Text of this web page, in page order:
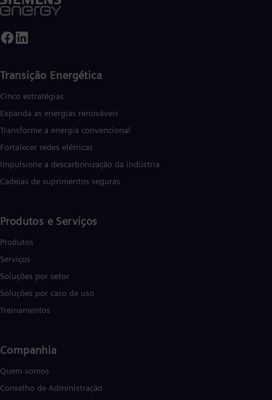
Transição Energética
Cinco estratégias
Expanda as energias renováveis
Transforme a energia convencional
Fortalecer redes elétricas
Impulsione a descarbonização da indústria
Cadeias de suprimentos seguras
Produtos e Serviços
Produtos
Serviços
Soluções por setor
Soluções por caso de uso
Treinamentos
Companhia
Quem somos
Conselho de Administração